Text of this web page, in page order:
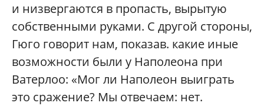
и низвергаются в пропасть, вырытую
собственными руками. С другой стороны,
Гюго говорит нам, показав. какие иные
возможности были у Наполеона при
Ватерлоо: «Мог ли Наполеон выиграть
это сражение? Мы отвечаем: нет.